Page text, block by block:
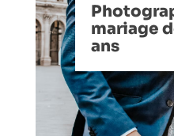
mariage
ans